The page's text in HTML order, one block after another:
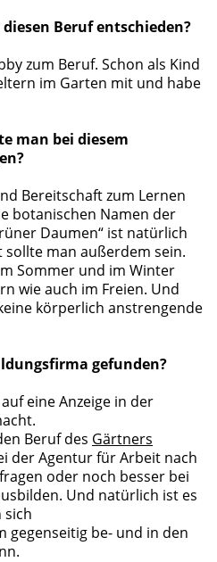
Beruf entschieden?
zum Beruf. Schon als Kind
im Garten mit und habe
man bei diesem
Bereitschaft zum Lernen
botanischen Namen der
Daumen“ ist natürlich
man außerdem sein.
Sommer und im Winter
wie auch im Freien. Und
körperlich anstrengende
gefunden?
eine Anzeige in der
Beruf des Gärtners
der Agentur für Arbeit nach
oder noch besser bei
Und natürlich ist es
sich
gegenseitig be- und in den